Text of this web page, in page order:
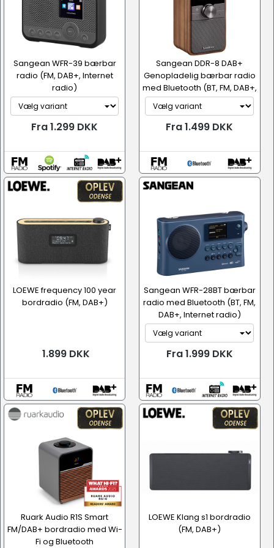
Sangean WFR-39 bærbar
radio (FM, DAB+, Internet
radio)
Fra 1.299 DKK
Sangean DDR-8 DAB+
Genopladelig bærbar radio
med Bluetooth (BT, FM, DAB+,
R...
Fra 1.499 DKK
LOEWE frequency 100 year
bordradio (FM, DAB+)
1.899 DKK
Sangean WFR-28BT bærbar
radio med Bluetooth (BT, FM,
DAB+, Internet radio)
Fra 1.999 DKK
Ruark Audio R1S Smart
FM/DAB+ bordradio med Wi-
Fi og Bluetooth
LOEWE Klang s1 bordradio
(FM, DAB+)